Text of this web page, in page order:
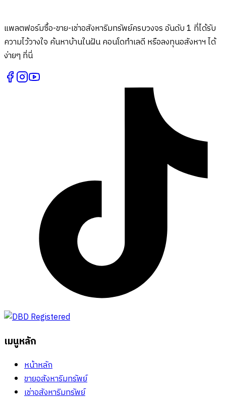
แพลตฟอร์มซื้อ-ขาย-เช่าอสังหาริมทรัพย์ครบวงจร อันดับ 1 ที่ได้รับ
ความไว้วางใจ ค้นหาบ้านในฝัน คอนโดทำเลดี หรือลงทุนอสังหาฯ ได้
ง่ายๆ ที่นี่
เมนูหลัก
หน้าหลัก
ขายอสังหาริมทรัพย์
เช่าอสังหาริมทรัพย์